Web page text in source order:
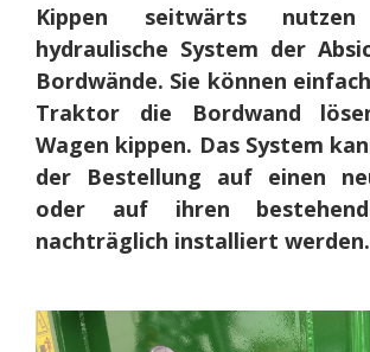
Kippen seitwärts
hydraulische System der
Bordwände. Sie können
Traktor die Bordwand
Wagen kippen. Das System
der Bestellung auf einen
oder auf ihren
nachträglich installiert werden.